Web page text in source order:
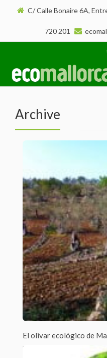
C/ Calle Bonaire 6A,
720 201
Archive
El olivar ecológico de
Por Beatriz Cabezas Jato /